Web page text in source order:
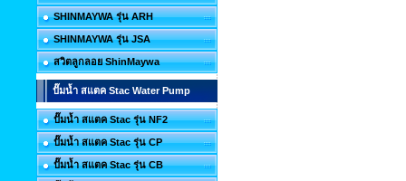
SHINMAYWA รุ่น ARH
SHINMAYWA รุ่น JSA
สวิตลูกลอย ShinMaywa
ปั๊มน้ำ สแตค Stac Water Pump
ปั๊มน้ำ สแตค Stac รุ่น NF2
ปั๊มน้ำ สแตค Stac รุ่น CP
ปั๊มน้ำ สแตค Stac รุ่น CB